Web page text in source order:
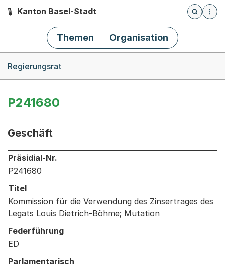
Hauptnavigation
Kanton Basel-Stadt
Öffnet
Themen Organisation
Regierungsrat
P241680
Geschäft
Informationen zum Ausgewählten Geschäft
Präsidial-Nr.
P241680
Titel
Kommission für die Verwendung des Zinsertrages des
Legats Louis Dietrich-Böhme; Mutation
Federführung
ED
Parlamentarisch